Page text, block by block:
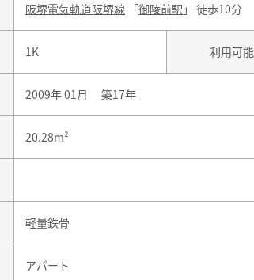
阪堺電気軌道阪堺線 「御陵前駅 」 徒歩10分
1K 利用可
2009年 01月 築17年
20.28m²
軽量鉄骨
アパート